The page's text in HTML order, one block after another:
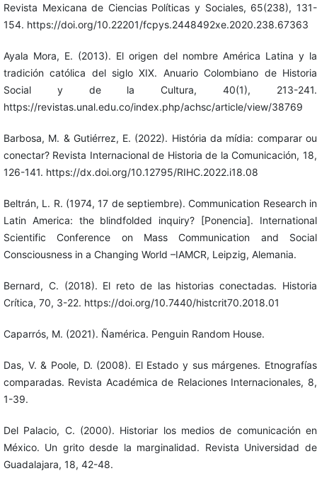
Revista Mexicana de Ciencias Políticas y Sociales, 65(238), 131-
154. https://doi.org/10.22201/fcpys.2448492xe.2020.238.67363
Ayala Mora, E. (2013). El origen del nombre América Latina y la
tradición católica del siglo XIX. Anuario Colombiano de Historia
Social y de la Cultura, 40(1), 213-241.
https://revistas.unal.edu.co/index.php/achsc/article/view/38769
Barbosa, M. & Gutiérrez, E. (2022). História da mídia: comparar ou
conectar? Revista Internacional de Historia de la Comunicación, 18,
126-141. https://dx.doi.org/10.12795/RIHC.2022.i18.08
Beltrán, L. R. (1974, 17 de septiembre). Communication Research in
Latin America: the blindfolded inquiry? [Ponencia]. International
Scientific Conference on Mass Communication and Social
Consciousness in a Changing World –IAMCR, Leipzig, Alemania.
Bernard, C. (2018). El reto de las historias conectadas. Historia
Crítica, 70, 3-22. https://doi.org/10.7440/histcrit70.2018.01
Caparrós, M. (2021). Ñamérica. Penguin Random House.
Das, V. & Poole, D. (2008). El Estado y sus márgenes. Etnografías
comparadas. Revista Académica de Relaciones Internacionales, 8,
1-39.
Del Palacio, C. (2000). Historiar los medios de comunicación en
México. Un grito desde la marginalidad. Revista Universidad de
Guadalajara, 18, 42-48.